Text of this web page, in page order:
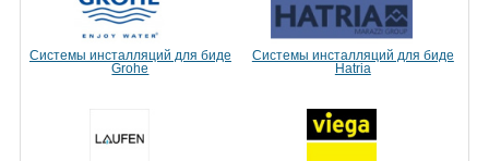
Системы инсталляций для биде
Grohe
Системы инсталляций для биде
Hatria